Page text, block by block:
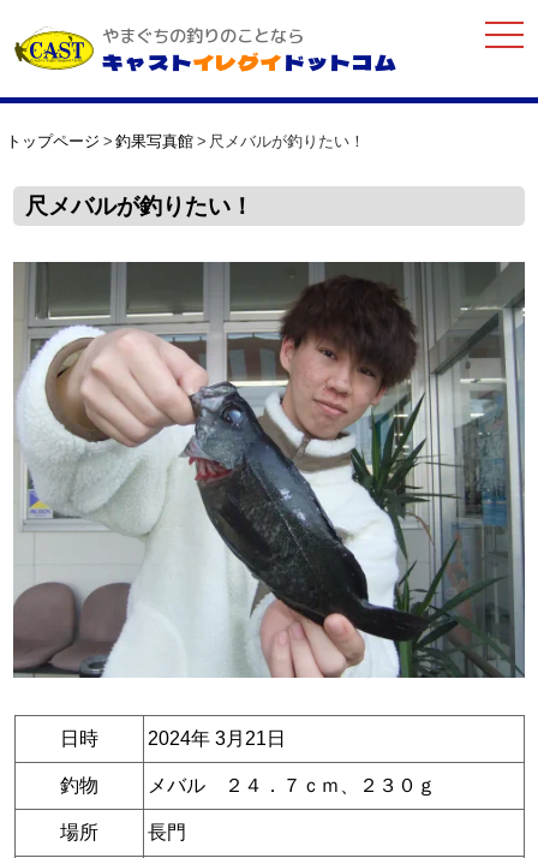
やまぐちの釣りのことなら
キャストイレグイドットコム
トップページ 釣果写真館 尺メバルが釣りたい！
尺メバルが釣りたい！
日時 2024年 3月21日
釣物 メバル ２４．７ｃｍ、２３０ｇ
場所 長門